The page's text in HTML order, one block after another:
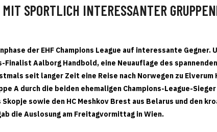
SPORTLICH INTERESSANTER
der EHF Champions League auf interessante Gegner.
Finalist Aalborg Handbold, eine Neuauflage des
seit langer Zeit eine Reise nach Norwegen zu Elverum
A durch die beiden ehemaligen Champions-League-
Skopje sowie den HC Meshkov Brest aus Belarus und den
die Auslosung am Freitagvormittag in Wien.